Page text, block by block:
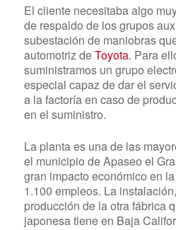
El cliente necesitaba algo
de respaldo de los grupos
subestación de maniobras
automotriz deToyota. Para
suministramos un grupo
especial capaz de dar el
a la factoría en caso de
en el suministro.
La planta es una de las
el municipio de Apaseo el
gran impacto económico en
1.100 empleos. La
producción de la otra fábrica
japonesa tiene en Baja